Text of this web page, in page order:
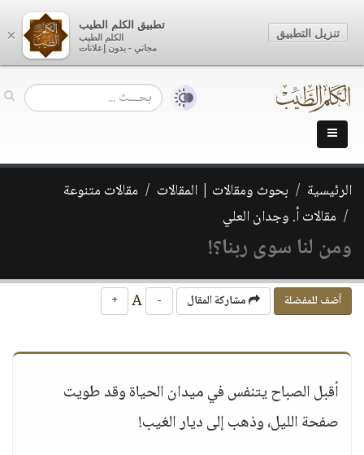
الرئيسية بحوث ومقالات | المقالات
مقالات متنوعة
مقالات أ. وجدان العلي
ومن لنا سوى ربنا؟!
أضف للمفضلة مشاركة المقال -
+
أقبل الصباح يتنفس في ميدان الحياة وقد طويت
صفحة الليل، وذهب إلى ديار الغيب!
×
تطبيق الكلم الطيب
الكلم الطيب
مجاني - بدون إعلانات
تنزيل التطبيق